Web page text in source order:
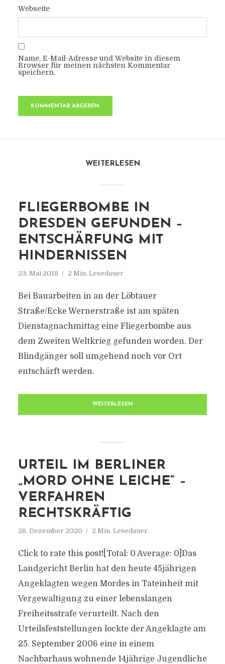
Webseite
Name, E-Mail-Adresse und Website in diesem
Browser für meinen nächsten Kommentar
speichern.
WEITERLESEN
FLIEGERBOMBE IN
DRESDEN GEFUNDEN –
ENTSCHÄRFUNG MIT
HINDERNISSEN
23. Mai 2018 2 Min. Lesedauer
Bei Bauarbeiten in an der Löbtauer
Straße/Ecke Wernerstraße ist am späten
Dienstagnachmittag eine Fliegerbombe aus
dem Zweiten Weltkrieg gefunden worden. Der
Blindgänger soll umgehend noch vor Ort
entschärft werden.
WEITERLESEN
URTEIL IM BERLINER
„MORD OHNE LEICHE“ –
VERFAHREN
RECHTSKRÄFTIG
26. Dezember 2020 2 Min. Lesedauer
Click to rate this post![Total: 0 Average: 0]Das
Landgericht Berlin hat den heute 45jährigen
Angeklagten wegen Mordes in Tateinheit mit
Vergewaltigung zu einer lebenslangen
Freiheitsstrafe verurteilt. Nach den
Urteilsfeststellungen lockte der Angeklagte am
25. September 2006 eine in einem
Nachbarhaus wohnende 14jährige Jugendliche